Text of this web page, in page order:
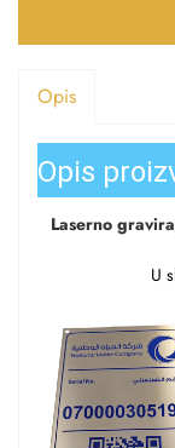
Opis
Opis
Laserno
U